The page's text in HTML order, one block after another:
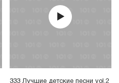
333 Лучшие детские песни vol.2